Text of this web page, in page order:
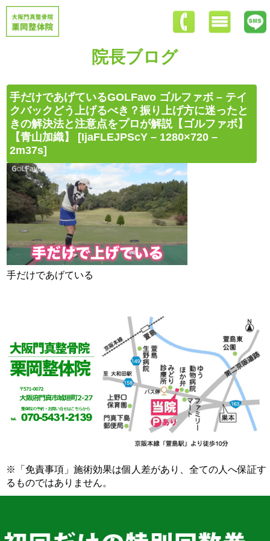
院長ブログ
手だけであげているGOLFavo ゴルファボ – テイ
クバックどう上げるべき？振り上げ方に迷ったと
きの解決法と注意点をプロが解説【ゴルファボ】
【青山加織】 [IjaFLEJPScY – 1280×720 –
2m37s]
手だけであげている
※「免責事項」施術効果は個人差があり、全ての人へ保証す
るものではありません。